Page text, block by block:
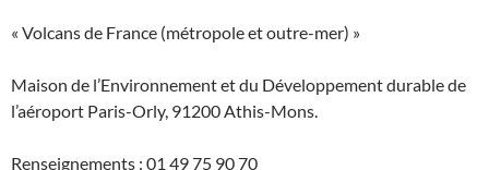
« Volcans de France (métropole et outre-mer) »
Maison de l’Environnement et du Développement durable de
l’aéroport Paris-Orly, 91200 Athis-Mons.
Renseignements : 01 49 75 90 70